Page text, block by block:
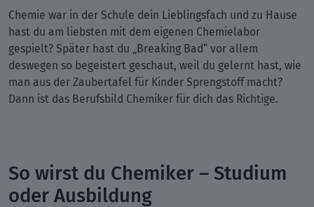
Chemie war in der Schule dein Lieblingsfach und zu Hause
hast du am liebsten mit dem eigenen Chemielabor
gespielt? Später hast du „Breaking Bad“ vor allem
deswegen so begeistert geschaut, weil du gelernt hast, wie
man aus der Zaubertafel für Kinder Sprengstoff macht?
Dann ist das Berufsbild Chemiker für dich das Richtige.
So wirst du Chemiker – Studium
oder Ausbildung